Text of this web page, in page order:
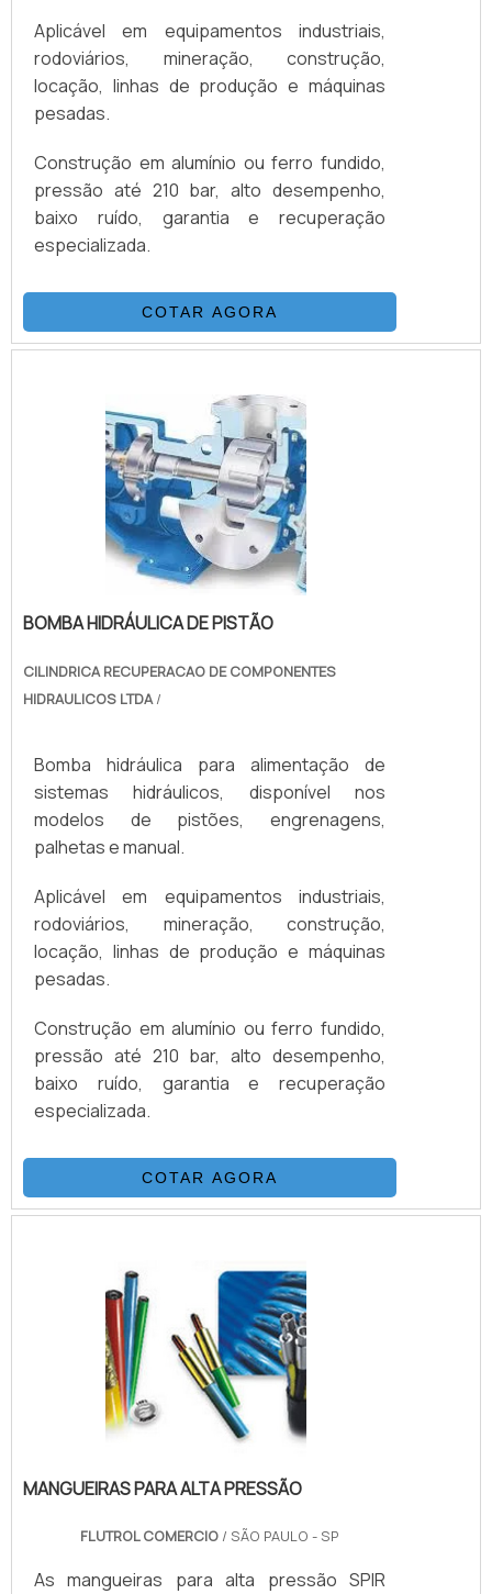
mais sobre a empresa, nossos serviços e
produtos. Se preferir, entre em contato
com um dos nossos consultores e solicite
um orçamento!
Aplicável em equipamentos industriais,
rodoviários, mineração, construção,
locação, linhas de produção e máquinas
pesadas.
Construção em alumínio ou ferro fundido,
pressão até 210 bar, alto desempenho,
baixo ruído, garantia e recuperação
especializada.
COTAR AGORA
BOMBA HIDRÁULICA DE PISTÃO
CILINDRICA RECUPERACAO DE COMPONENTES
HIDRAULICOS LTDA /
Bomba hidráulica para alimentação de
sistemas hidráulicos, disponível nos
modelos de pistões, engrenagens,
palhetas e manual.
Aplicável em equipamentos industriais,
rodoviários, mineração, construção,
locação, linhas de produção e máquinas
pesadas.
Construção em alumínio ou ferro fundido,
pressão até 210 bar, alto desempenho,
baixo ruído, garantia e recuperação
especializada.
COTAR AGORA
MANGUEIRAS PARA ALTA PRESSÃO
FLUTROL COMERCIO / SÃO PAULO - SP
As mangueiras para alta pressão SPIR